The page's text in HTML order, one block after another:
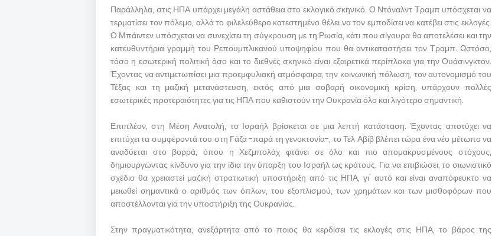
Παράλληλα, στις ΗΠΑ υπάρχει μεγάλη αστάθεια στο εκλογικό σκηνικό. Ο Ντόναλντ Τραμπ υπόσχεται να
τερματίσει τον πόλεμο, αλλά το φιλελεύθερο κατεστημένο θέλει να τον εμποδίσει να κατέβει στις εκλογές.
Ο Μπάιντεν υπόσχεται να συνεχίσει τη σύγκρουση με τη Ρωσία, κάτι που σίγουρα θα αποτελέσει και την
κατευθυντήρια γραμμή του Ρεπουμπλικανού υποψηφίου που θα αντικαταστήσει τον Τραμπ. Ωστόσο,
τόσο η εσωτερική πολιτική όσο και το διεθνές σκηνικό είναι εξαιρετικά περίπλοκα για την Ουάσινγκτον.
Έχοντας να αντιμετωπίσει μια προεμφυλιακή ατμόσφαιρα, την κοινωνική πόλωση, τον αυτονομισμό του
Τέξας και τη μαζική μετανάστευση, εκτός από μια σοβαρή οικονομική κρίση, υπάρχουν πολλές
εσωτερικές προτεραιότητες για τις ΗΠΑ που καθιστούν την Ουκρανία όλο και λιγότερο σημαντική.
Επιπλέον, στη Μέση Ανατολή, το Ισραήλ βρίσκεται σε μια λεπτή κατάσταση. Έχοντας αποτύχει να
επιτύχει τα συμφέροντά του στη Γάζα -παρά τη γενοκτονία-, το Τελ Αβίβ βλέπει τώρα ένα νέο μέτωπο να
αναδύεται στο βορρά, όπου η Χεζμπολάχ φτάνει σε όλο και πιο απομακρυσμένους στόχους,
δημιουργώντας κίνδυνο για την ίδια την ύπαρξη του Ισραήλ ως κράτους. Για να επιβιώσει, το σιωνιστικό
σχέδιο θα χρειαστεί μαζική στρατιωτική υποστήριξη από τις ΗΠΑ, γι' αυτό και είναι αναπόφευκτο να
μειωθεί σημαντικά ο αριθμός των όπλων, του εξοπλισμού, των χρημάτων και των μισθοφόρων που
αποστέλλονται για την υποστήριξη της Ουκρανίας.
Στην πραγματικότητα, ανεξάρτητα από το ποιος θα κερδίσει τις εκλογές στις ΗΠΑ, το βάρος της